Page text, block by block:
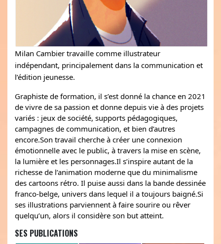
Milan Cambier travaille comme illustrateur
indépendant, principalement dans la communication et
l’édition jeunesse.
Graphiste de formation, il s’est donné la chance en 2021
de vivre de sa passion et donne depuis vie à des projets
variés : jeux de société, supports pédagogiques,
campagnes de communication, et bien d’autres
encore.Son travail cherche à créer une connexion
émotionnelle avec le public, à travers la mise en scène,
la lumière et les personnages.Il s’inspire autant de la
richesse de l’animation moderne que du minimalisme
des cartoons rétro. Il puise aussi dans la bande dessinée
franco-belge, univers dans lequel il a toujours baigné.Si
ses illustrations parviennent à faire sourire ou rêver
quelqu’un, alors il considère son but atteint.
SES PUBLICATIONS